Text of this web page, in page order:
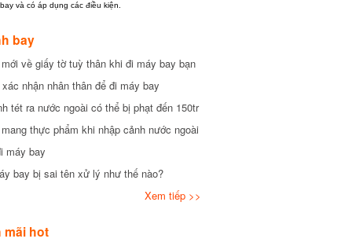
và có áp dụng các điều kiện.
bay
về giấy tờ tuỳ thân khi đi máy bay bạn
nhận nhân thân để đi máy bay
tét ra nước ngoài có thể bị phạt đến 150tr
thực phẩm khi nhập cảnh nước ngoài
bay
bay bị sai tên xử lý như thế nào?
Xem tiếp >>
hot